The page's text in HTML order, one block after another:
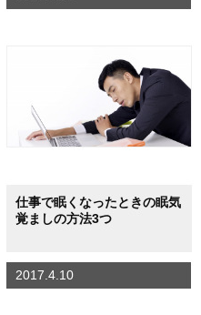
仕事で眠くなったときの眠気
覚ましの方法3つ
2017.4.10